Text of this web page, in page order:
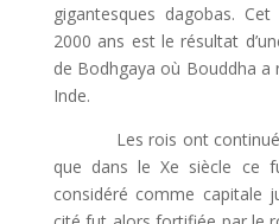
gigantesques dagobas.
2000 ans est le résultat
de Bodhgaya où Bouddha a
Inde.
Les rois ont continué à
que dans le Xe siècle ce
considéré comme capitale